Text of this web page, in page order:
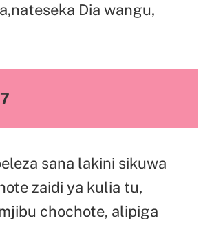
Dia wangu,
sana lakini sikuwa
zaidi ya kulia tu,
chochote, alipiga